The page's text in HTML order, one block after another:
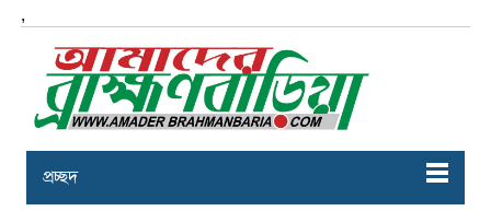
,
প্রচ্ছদ